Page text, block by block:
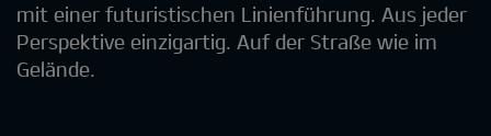
mit einer futuristischen Linienführung. Aus jeder
Perspektive einzigartig. Auf der Straße wie im
Gelände.